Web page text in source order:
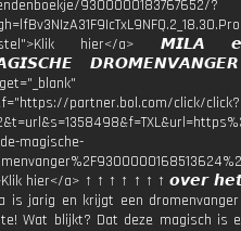
9300000183767652/?
hier</a>
partner.bol.com/click/click?
magische-
hier</a> ↑ ↑ ↑ ↑ ↑ ↑ ↑ 𝙤𝙫𝙚𝙧
is jarig en krijgt een
Wat blijkt? Dat deze magisch is